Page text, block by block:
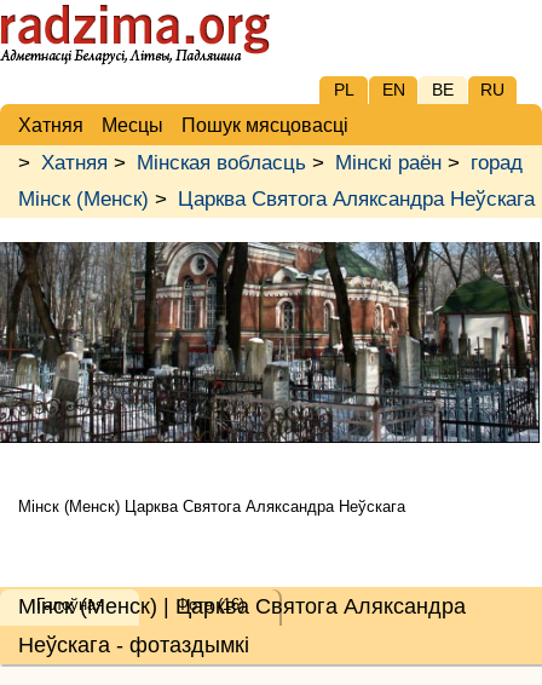
PL EN BE RU
Хатняя Месцы Пошук мясцовасці
> Хатняя > Мінская вобласць > Мінскі раён > горад
Мінск (Менск) > Царква Святога Аляксандра Неўскага
Мінск (Менск) Царква Святога Аляксандра Неўскага
Мінск (Менск) | Царква Святога Аляксандра
Неўскага - фотаздымкі
Галоўная Фота (16)